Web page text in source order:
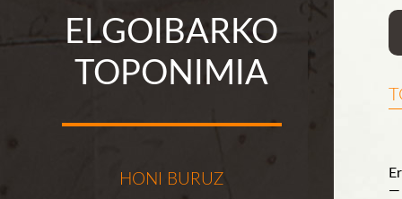
ELGOIBARKO
TOPONIMIA
HONI BURUZ
—